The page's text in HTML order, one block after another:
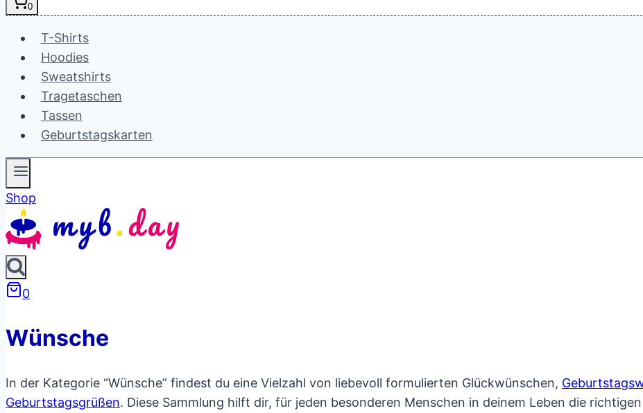
0
T-Shirts
Hoodies
Sweatshirts
Tragetaschen
Tassen
Geburtstagskarten
Shop
0
Wünsche
In der Kategorie “Wünsche” findest du eine Vielzahl von liebevoll formulierten Glückwünschen,
Geburtstagsgrüßen. Diese Sammlung hilft dir, für jeden besonderen Menschen in deinem Leben die